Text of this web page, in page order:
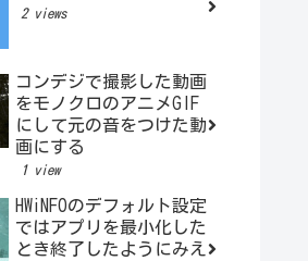
2 views
コンデジで撮影した動画
をモノクロのアニメGIF
にして元の音をつけた動
画にする
1 view
HWiNFOのデフォルト設定
ではアプリを最小化した
とき終了したようにみえ